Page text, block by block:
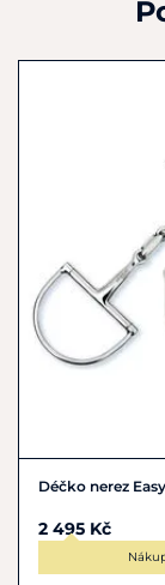
Déčko nerez
2 495 Kč